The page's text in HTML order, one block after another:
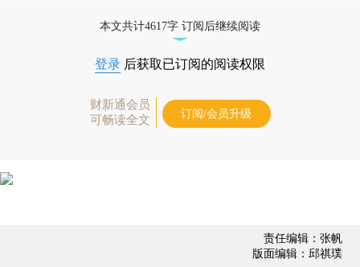
本文共计4617字 订阅后继续阅读
登录 后获取已订阅的阅读权限
财新通会员
可畅读全文
订阅/会员升级
责任编辑：张帆
版面编辑：邱祺璞